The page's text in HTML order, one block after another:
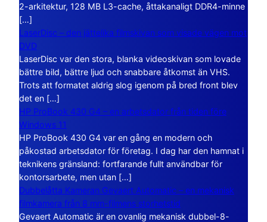
2-arkitektur, 128 MB L3-cache, åttakanaligt DDR4-minne
[…]
LaserDisc – den jättelika filmskivan som visade vägen mot
DVD
LaserDisc var den stora, blanka videoskivan som lovade
bättre bild, bättre ljud och snabbare åtkomst än VHS.
Trots att formatet aldrig slog igenom på bred front blev
det en […]
HP ProBook 430 G4 – en arbetsdator från tiden före
Windows 11
HP ProBook 430 G4 var en gång en modern och
påkostad arbetsdator för företag. I dag har den hamnat i
teknikens gränsland: fortfarande fullt användbar för
kontorsarbete, men utan […]
Dubbelåtta Kameran Gevaert Automatic – en mekanisk
filmkamera från 8 mm-filmens storhetstid
Gevaert Automatic är en ovanlig mekanisk dubbel-8-